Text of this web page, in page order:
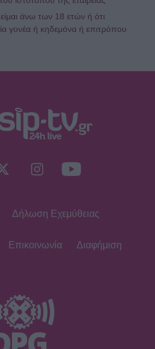
άνω των 18 ετών ή ότι
γονέα ή κηδεμόνα ή επιτρόπου
Δήλωση Εχεμύθειας
Επικοινωνία Διαφήμιση